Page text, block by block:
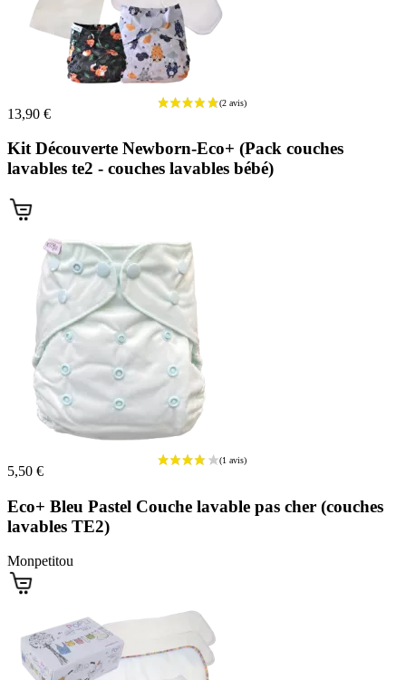
13,90 €
Kit Découverte Newborn-Eco+ (Pack couches
lavables te2 - couches lavables bébé)
5,50 €
Eco+ Bleu Pastel Couche lavable pas cher (couches
lavables TE2)
Monpetitou